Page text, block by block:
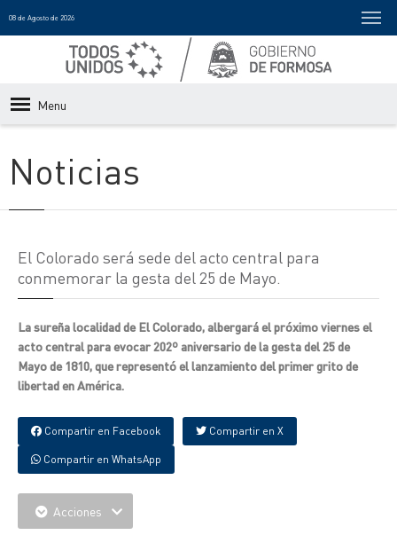
08 de Agosto de 2026
Menu
Noticias
El Colorado será sede del acto central para
conmemorar la gesta del 25 de Mayo.
La sureña localidad de El Colorado, albergará el próximo viernes el
acto central para evocar 202º aniversario de la gesta del 25 de
Mayo de 1810, que representó el lanzamiento del primer grito de
libertad en América.
Compartir en Facebook Compartir en X
Compartir en WhatsApp
Acciones